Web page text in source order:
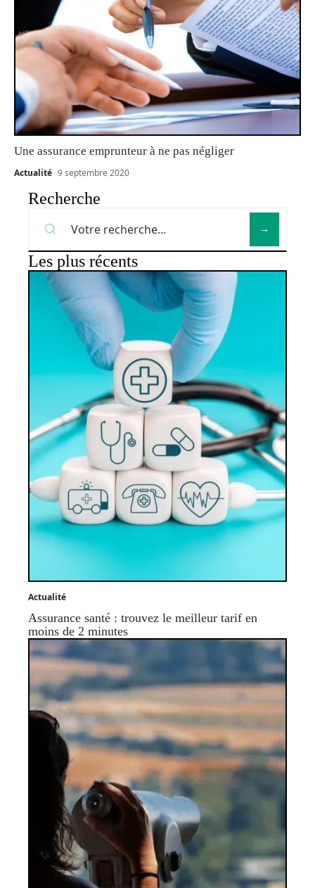
Une assurance emprunteur à ne pas négliger
Actualité 9 septembre 2020
Recherche
Les plus récents
Actualité
Assurance santé : trouvez le meilleur tarif en
moins de 2 minutes